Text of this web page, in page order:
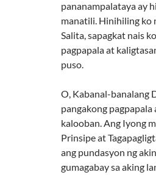
pananampalataya ay
manatili. Hinihiling ko
Salita, sapagkat nais
pagpapala at
puso.
O, Kabanal-banalang
pangakong
kalooban. Ang Iyong
Prinsipe at
ang pundasyon ng
gumagabay sa aking